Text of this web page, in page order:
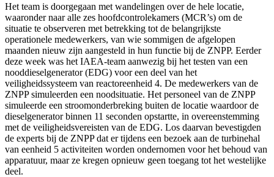
Het team is doorgegaan met wandelingen over de hele locatie,
waaronder naar alle zes hoofdcontrolekamers (MCR’s) om de
situatie te observeren met betrekking tot de belangrijkste
operationele medewerkers, van wie sommigen de afgelopen
maanden nieuw zijn aangesteld in hun functie bij de ZNPP. Eerder
deze week was het IAEA-team aanwezig bij het testen van een
nooddieselgenerator (EDG) voor een deel van het
veiligheidssysteem van reactoreenheid 4. De medewerkers van de
ZNPP simuleerden een noodsituatie. Het personeel van de ZNPP
simuleerde een stroomonderbreking buiten de locatie waardoor de
dieselgenerator binnen 11 seconden opstartte, in overeenstemming
met de veiligheidsvereisten van de EDG. Los daarvan bevestigden
de experts bij de ZNPP dat er tijdens een bezoek aan de turbinehal
van eenheid 5 activiteiten worden ondernomen voor het behoud van
apparatuur, maar ze kregen opnieuw geen toegang tot het westelijke
deel.